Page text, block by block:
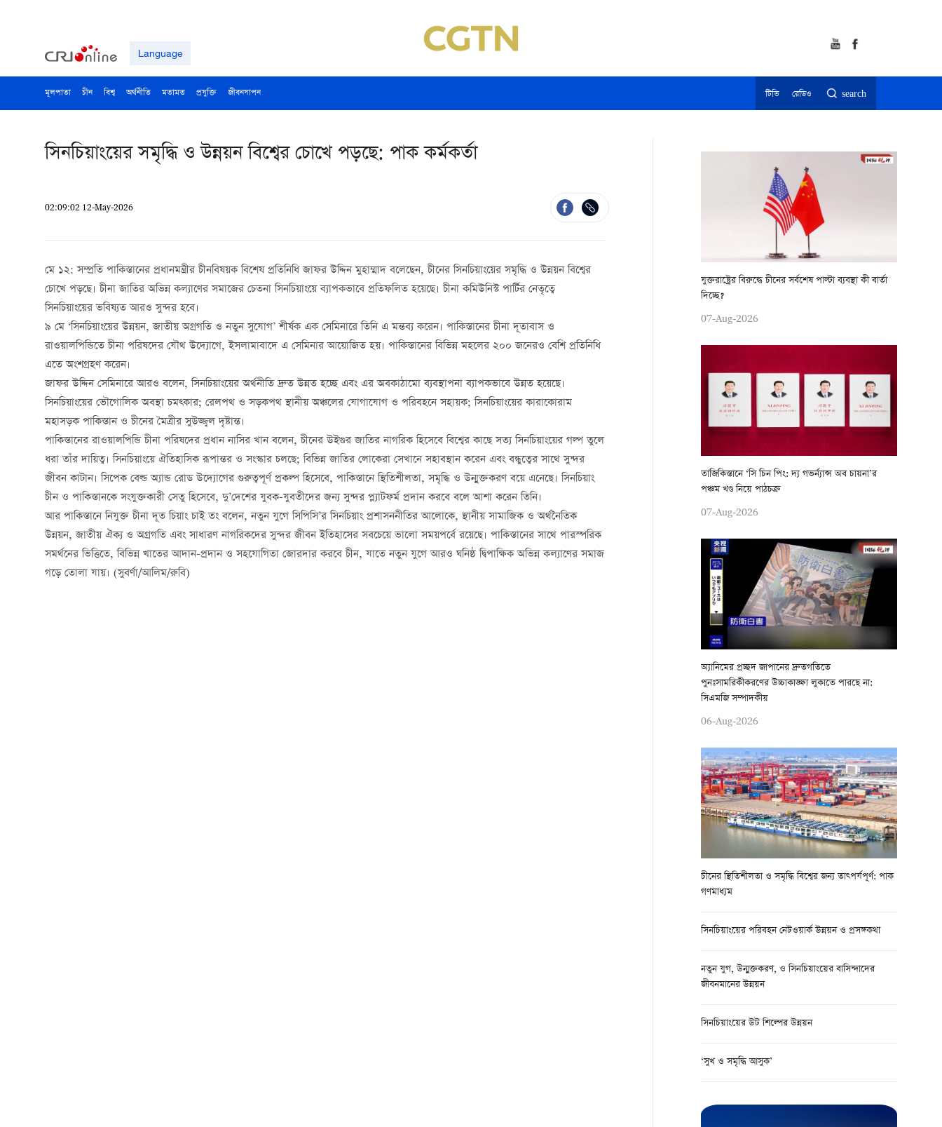
Language
মূলপাতা চীন বিশ্ব অর্থনীতি মতামত প্রযুক্তি জীবনযাপন টিভি রেডিও search
সিনচিয়াংয়ের সমৃদ্ধি ও উন্নয়ন বিশ্বের চোখে পড়ছে: পাক কর্মকর্তা
02:09:02 12-May-2026
মে ১২: সম্প্রতি পাকিস্তানের প্রধানমন্ত্রীর চীনবিষয়ক বিশেষ প্রতিনিধি জাফর উদ্দিন মুহাম্মাদ বলেছেন, চীনের সিনচিয়াংয়ের সমৃদ্ধি ও উন্নয়ন বিশ্বের
চোখে পড়ছে। চীনা জাতির অভিন্ন কল্যাণের সমাজের চেতনা সিনচিয়াংয়ে ব্যাপকভাবে প্রতিফলিত হয়েছে। চীনা কমিউনিস্ট পার্টির নেতৃত্বে
সিনচিয়াংয়ের ভবিষ্যত আরও সুন্দর হবে।
৯ মে ‘সিনচিয়াংয়ের উন্নয়ন, জাতীয় অগ্রগতি ও নতুন সুযোগ’ শীর্ষক এক সেমিনারে তিনি এ মন্তব্য করেন। পাকিস্তানের চীনা দূতাবাস ও
রাওয়ালপিন্ডিতে চীনা পরিষদের যৌথ উদ্যোগে, ইসলামাবাদে এ সেমিনার আয়োজিত হয়। পাকিস্তানের বিভিন্ন মহলের ২০০ জনেরও বেশি প্রতিনিধি
এতে অংশগ্রহণ করেন।
জাফর উদ্দিন সেমিনারে আরও বলেন, সিনচিয়াংয়ের অর্থনীতি দ্রুত উন্নত হচ্ছে এবং এর অবকাঠামো ব্যবস্থাপনা ব্যাপকভাবে উন্নত হয়েছে।
সিনচিয়াংয়ের ভৌগোলিক অবস্থা চমত্কার; রেলপথ ও সড়কপথ স্থানীয় অঞ্চলের যোগাযোগ ও পরিবহনে সহায়ক; সিনচিয়াংয়ের কারাকোরাম
মহাসড়ক পাকিস্তান ও চীনের মৈত্রীর সুউজ্জ্বল দৃষ্টান্ত।
পাকিস্তানের রাওয়ালপিন্ডি চীনা পরিষদের প্রধান নাসির খান বলেন, চীনের উইগুর জাতির নাগরিক হিসেবে বিশ্বের কাছে সত্য সিনচিয়াংয়ের গল্প তুলে
ধরা তাঁর দায়িত্ব। সিনচিয়াংয়ে ঐতিহাসিক রূপান্তর ও সংস্কার চলছে; বিভিন্ন জাতির লোকেরা সেখানে সহাবস্থান করেন এবং বন্ধুত্বের সাথে সুন্দর
জীবন কাটান। সিপেক বেল্ড অ্যান্ড রোড উদ্যোগের গুরুত্বপূর্ণ প্রকল্প হিসেবে, পাকিস্তানে স্থিতিশীলতা, সমৃদ্ধি ও উন্মুক্তকরণ বয়ে এনেছে। সিনচিয়াং
চীন ও পাকিস্তানকে সংযুক্তকারী সেতু হিসেবে, দু’দেশের যুবক-যুবতীদের জন্য সুন্দর প্ল্যাটফর্ম প্রদান করবে বলে আশা করেন তিনি।
আর পাকিস্তানে নিযুক্ত চীনা দূত চিয়াং চাই তং বলেন, নতুন যুগে সিপিসি’র সিনচিয়াং প্রশাসননীতির আলোকে, স্থানীয় সামাজিক ও অর্থনৈতিক
উন্নয়ন, জাতীয় ঐক্য ও অগ্রগতি এবং সাধারণ নাগরিকদের সুন্দর জীবন ইতিহাসের সবচেয়ে ভালো সময়পর্বে রয়েছে। পাকিস্তানের সাথে পারস্পরিক
সমর্থনের ভিত্তিতে, বিভিন্ন খাতের আদান-প্রদান ও সহযোগিতা জোরদার করবে চীন, যাতে নতুন যুগে আরও ঘনিষ্ঠ দ্বিপাক্ষিক অভিন্ন কল্যাণের সমাজ
গড়ে তোলা যায়। (সুবর্ণা/আলিম/রুবি)
যুক্তরাষ্ট্রের বিরুদ্ধে চীনের সর্বশেষ পাল্টা ব্যবস্থা কী বার্তা
দিচ্ছে?
07-Aug-2026
তাজিকিস্তানে ‘সি চিন পিং: দ্য গভর্ন্যান্স অব চায়না’র
পঞ্চম খণ্ড নিয়ে পাঠচক্র
07-Aug-2026
অ্যানিমের প্রচ্ছদ জাপানের দ্রুতগতিতে
পুনঃসামরিকীকরণের উচ্চাকাঙ্ক্ষা লুকাতে পারছে না:
সিএমজি সম্পাদকীয়
06-Aug-2026
চীনের স্থিতিশীলতা ও সমৃদ্ধি বিশ্বের জন্য তাত্পর্যপূর্ণ: পাক
গণমাধ্যম
সিনচিয়াংয়ের পরিবহন নেটওয়ার্ক উন্নয়ন ও প্রসঙ্গকথা
নতুন যুগ, উন্মুক্তকরণ, ও সিনচিয়াংয়ের বাসিন্দাদের
জীবনমানের উন্নয়ন
সিনচিয়াংয়ের উট শিল্পের উন্নয়ন
‘সুখ ও সমৃদ্ধি আসুক’